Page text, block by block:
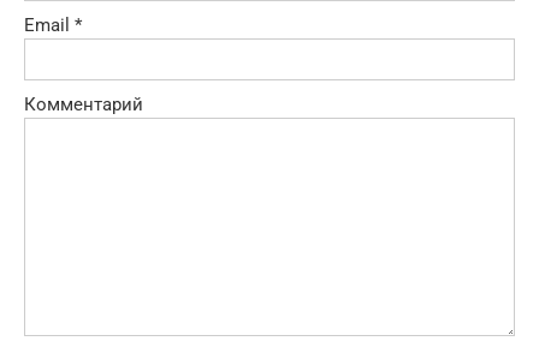
Email *
Комментарий